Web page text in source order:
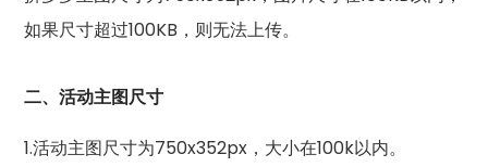
如果尺寸超过100KB，则无法上传。
二、活动主图尺寸
1.活动主图尺寸为750x352px，大小在100k以内。